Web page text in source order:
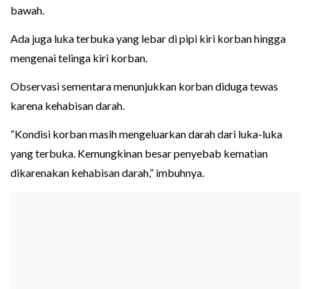
bawah.
Ada juga luka terbuka yang lebar di pipi kiri korban hingga
mengenai telinga kiri korban.
Observasi sementara menunjukkan korban diduga tewas
karena kehabisan darah.
“Kondisi korban masih mengeluarkan darah dari luka-luka
yang terbuka. Kemungkinan besar penyebab kematian
dikarenakan kehabisan darah,” imbuhnya.